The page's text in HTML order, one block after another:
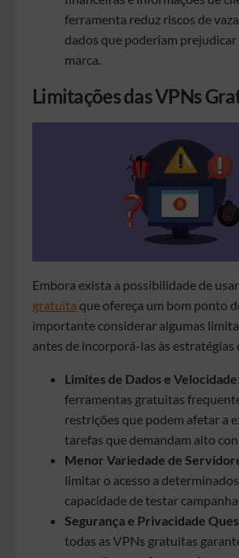
ferramenta reduz riscos de
dados que poderiam prejudicar
marca.
Limitações das VPNs
Embora exista a possibilidade de
gratuita que ofereça um bom ponto
importante considerar algumas
antes de incorporá-las às estratégias
Limites de Dados e Velocidade
ferramentas gratuitas
restrições que podem afetar a
tarefas que demandam alto
Menor Variedade de
limitar o acesso a
capacidade de testar
Segurança e Privacidade
todas as VPNs gratuitas